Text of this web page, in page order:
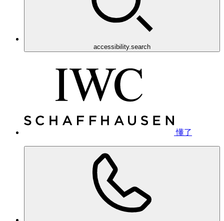
accessibility.search
懂了